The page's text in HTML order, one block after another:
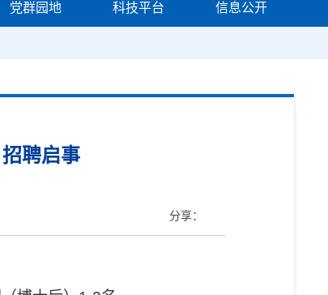
党群园地 科技平台 信息公开
聘启事
分享：